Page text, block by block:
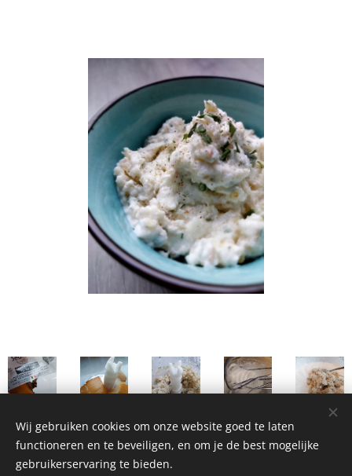
Wij gebruiken cookies om onze website goed te laten
functioneren en te beveiligen, en om je de best mogelijke
gebruikerservaring te bieden.